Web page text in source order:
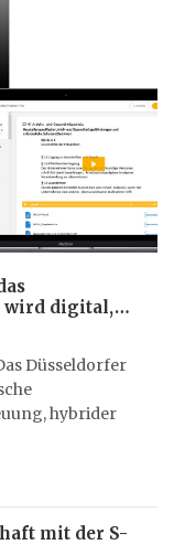
wird digital,
Düsseldorfer
hybrider
mit der S-